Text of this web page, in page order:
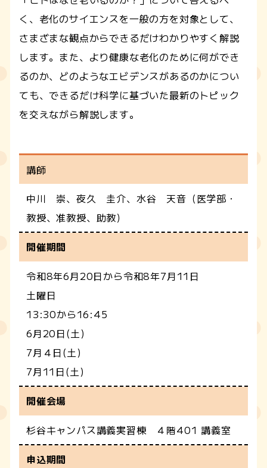
く、老化のサイエンスを一般の方を対象として、
さまざまな観点からできるだけわかりやすく解説
します。また、より健康な老化のために何ができ
るのか、どのようなエビデンスがあるのかについ
ても、できるだけ科学に基づいた最新のトピック
を交えながら解説します。
講師
中川 崇、夜久 圭介、水谷 天音（医学部・
教授、准教授、助教）
開催期間
令和8年6月20日から令和8年7月11日
土曜日
13:30から16:45
6月20日(土)
7月４日(土)
7月11日(土)
開催会場
杉谷キャンパス講義実習棟 ４階401 講義室
申込期間